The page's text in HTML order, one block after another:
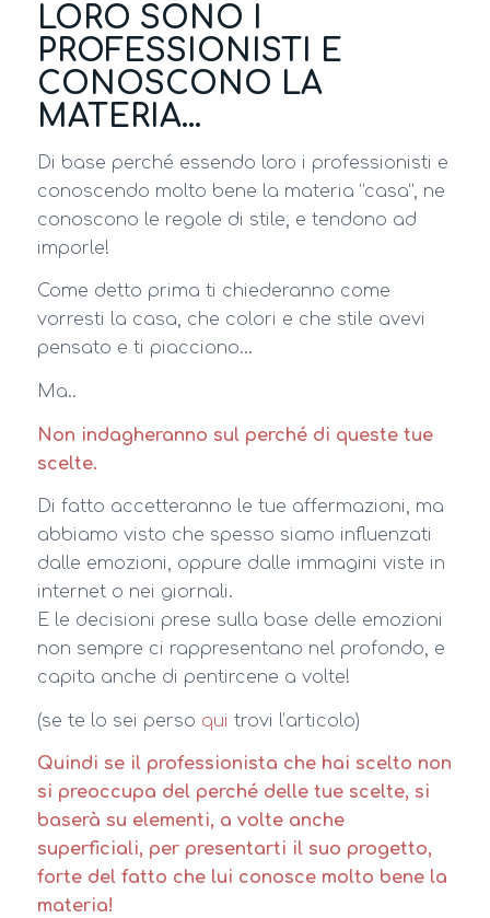
LORO SONO I
PROFESSIONISTI E
CONOSCONO LA
MATERIA…
Di base perché essendo loro i professionisti e
conoscendo molto bene la materia “casa”, ne
conoscono le regole di stile, e tendono ad
imporle!
Come detto prima ti chiederanno come
vorresti la casa, che colori e che stile avevi
pensato e ti piacciono…
Ma..
Non indagheranno sul perché di queste tue
scelte.
Di fatto accetteranno le tue affermazioni, ma
abbiamo visto che spesso siamo influenzati
dalle emozioni, oppure dalle immagini viste in
internet o nei giornali.
E le decisioni prese sulla base delle emozioni
non sempre ci rappresentano nel profondo, e
capita anche di pentircene a volte!
(se te lo sei perso qui trovi l’articolo)
Quindi se il professionista che hai scelto non
si preoccupa del perché delle tue scelte, si
baserà su elementi, a volte anche
superficiali, per presentarti il suo progetto,
forte del fatto che lui conosce molto bene la
materia!